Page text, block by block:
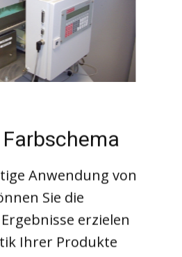
Anwendung von
Sie die
erzielen
Ihrer Produkte